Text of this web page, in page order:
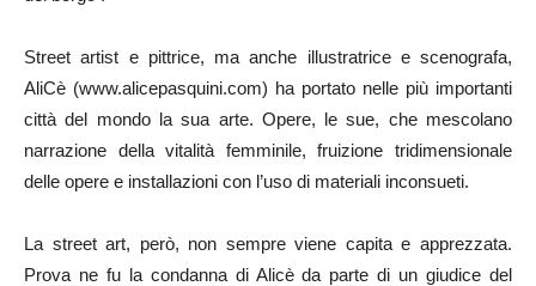
Street artist e pittrice, ma anche illustratrice e scenografa,
AliCè (www.alicepasquini.com) ha portato nelle più importanti
città del mondo la sua arte. Opere, le sue, che mescolano
narrazione della vitalità femminile, fruizione tridimensionale
delle opere e installazioni con l’uso di materiali inconsueti.
La street art, però, non sempre viene capita e apprezzata.
Prova ne fu la condanna di Alicè da parte di un giudice del